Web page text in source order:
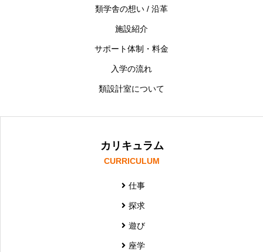
類学舎の想い / 沿革
施設紹介
サポート体制・料金
入学の流れ
類設計室について
カリキュラム
CURRICULUM
仕事
探求
遊び
座学